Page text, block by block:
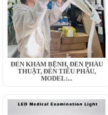
ĐÈN KHÁM BỆNH, ĐÈN PHẪU
THUẬT, ĐÈN TIỂU PHẪU,
MODEL:...